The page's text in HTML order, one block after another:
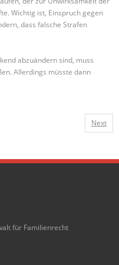
Wichtig ist, Einspruch gegen
dass falsche Strafen
abzuändern sind, muss
Allerdings müsste dann
Next
für Familienrecht